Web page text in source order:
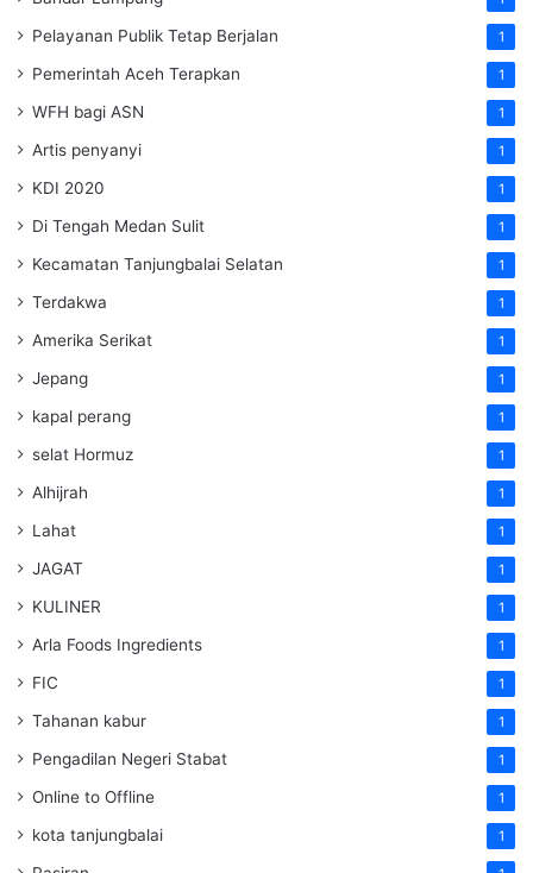
Pelayanan Publik Tetap Berjalan 1
Pemerintah Aceh Terapkan 1
WFH bagi ASN 1
Artis penyanyi 1
KDI 2020 1
Di Tengah Medan Sulit 1
Kecamatan Tanjungbalai Selatan 1
Terdakwa 1
Amerika Serikat 1
Jepang 1
kapal perang 1
selat Hormuz 1
Alhijrah 1
Lahat 1
JAGAT 1
KULINER 1
Arla Foods Ingredients 1
FIC 1
Tahanan kabur 1
Pengadilan Negeri Stabat 1
Online to Offline 1
kota tanjungbalai 1